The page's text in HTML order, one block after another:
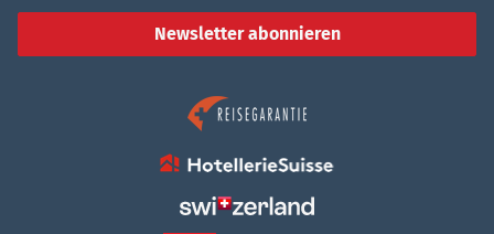
Newsletter abonnieren